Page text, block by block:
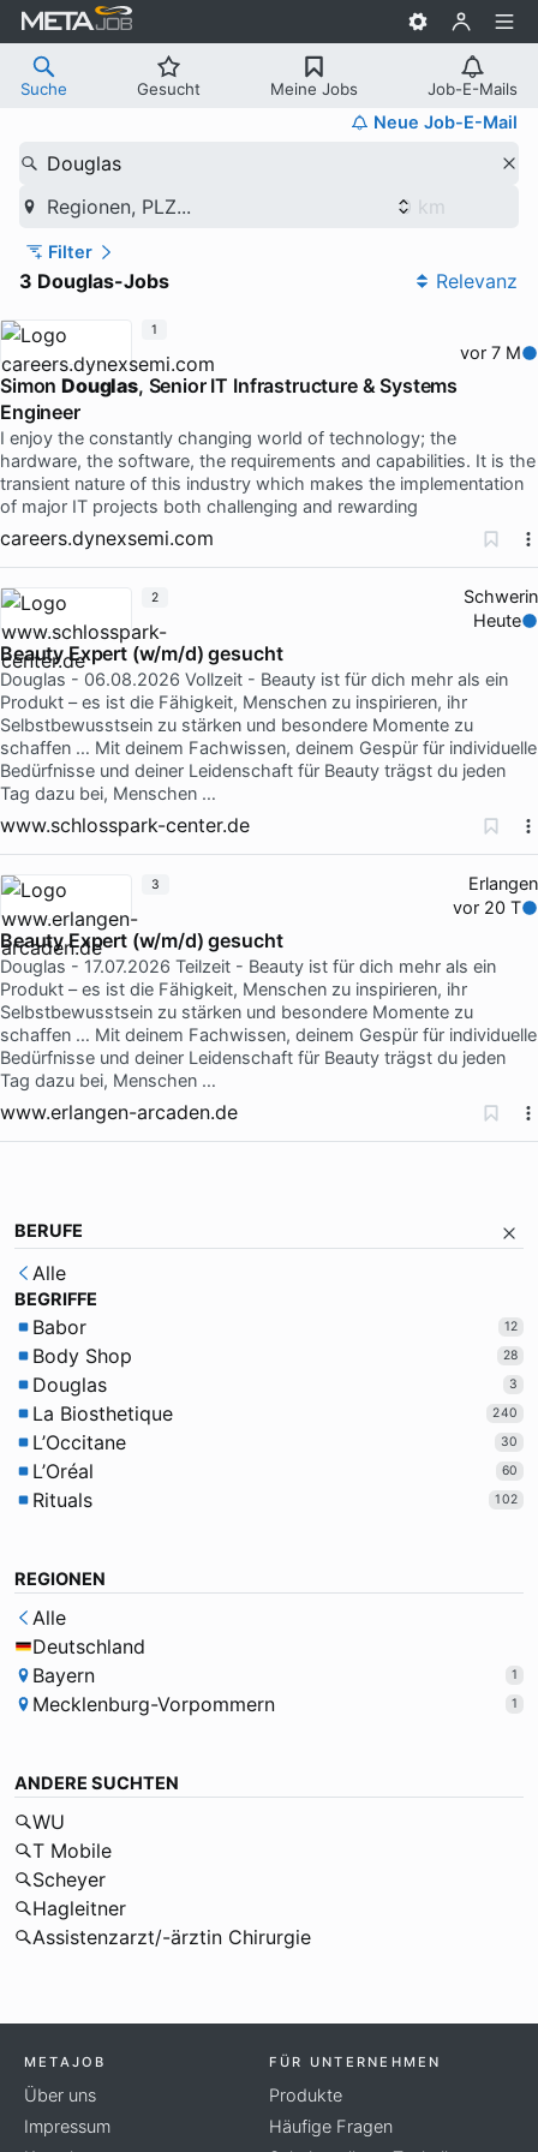
Suche Gesucht Meine Jobs Job-E-Mails
Neue Job-E-Mail
Douglas
Regionen, PLZ...
Filter
3 Douglas-Jobs Relevanz
vor 7 M
SimonDouglas, Senior IT Infrastructure & Systems
Engineer
I enjoy the constantly changing world of technology; the
hardware, the software, the requirements and capabilities. It is the
transient nature of this industry which makes the implementation
of major IT projects both challenging and rewarding
careers.dynexsemi.com
1
Schwerin
Heute
Beauty Expert (w/m/d) gesucht
Douglas - 06.08.2026 Vollzeit - Beauty ist für dich mehr als ein
Produkt – es ist die Fähigkeit, Menschen zu inspirieren, ihr
Selbstbewusstsein zu stärken und besondere Momente zu
schaffen … Mit deinem Fachwissen, deinem Gespür für individuelle
Bedürfnisse und deiner Leidenschaft für Beauty trägst du jeden
Tag dazu bei, Menschen …
www.schlosspark-center.de
2
Erlangen
vor 20 T
Beauty Expert (w/m/d) gesucht
Douglas - 17.07.2026 Teilzeit - Beauty ist für dich mehr als ein
Produkt – es ist die Fähigkeit, Menschen zu inspirieren, ihr
Selbstbewusstsein zu stärken und besondere Momente zu
schaffen … Mit deinem Fachwissen, deinem Gespür für individuelle
Bedürfnisse und deiner Leidenschaft für Beauty trägst du jeden
Tag dazu bei, Menschen …
www.erlangen-arcaden.de
3
BERUFE
Alle
BEGRIFFE
Babor 12
Body Shop 28
Douglas 3
La Biosthetique 240
L’Occitane 30
L’Oréal 60
Rituals 102
REGIONEN
Alle
Deutschland
Bayern
1
Mecklenburg-Vorpommern 1
ANDERE SUCHTEN
WU
T Mobile
Scheyer
Hagleitner
Assistenzarzt/-ärztin Chirurgie
METAJOB
Über uns
Impressum
FÜR UNTERNEHMEN
Produkte
Häufige Fragen